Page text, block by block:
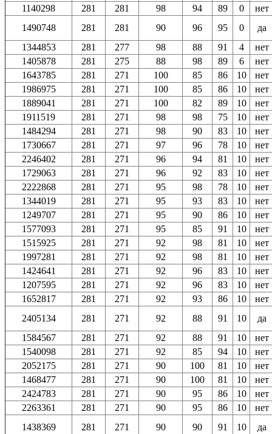
1140298
281 281 98 94 89 0
нет
1490748
281 281 90 96 95 0
да
1344853
281 277 98 88 91 4
нет
1405878
281 275 88 98 89 6
нет
1643785
281 271 100 85 86 10
нет
1986975
281 271 100 85 86 10
нет
1889041
281 271 100 82 89 10
нет
1911519
281 271 98 98 75 10
нет
1484294
281 271 98 90 83 10
нет
1730667
281 271 97 96 78 10
нет
2246402
281 271 96 94 81 10
нет
1729063
281 271 96 92 83 10
нет
2222868
281 271 95 98 78 10
нет
1344019
281 271 95 93 83 10
нет
1249707
281 271 95 90 86 10
нет
1577093
281 271 95 85 91 10
нет
1515925
281 271 92 98 81 10
нет
1997281
281 271 92 98 81 10
нет
1424641
281 271 92 96 83 10
нет
1207595
281 271 92 96 83 10
нет
1652817
281 271 92 93 86 10
нет
2405134
281 271 92 88 91 10
да
1584567
281 271 92 88 91 10
нет
1540098
281 271 92 85 94 10
нет
2052175
281 271 90 100 81 10
нет
1468477
281 271 90 100 81 10
нет
2424783
281 271 90 95 86 10
нет
2263361
281 271 90 95 86 10
нет
1438369
281 271 90 90 91 10
да